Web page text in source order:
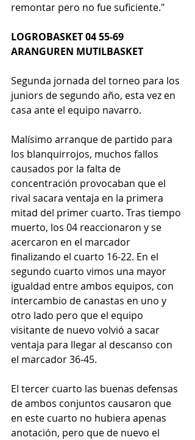
remontar pero no fue suficiente."
LOGROBASKET 04 55-69
ARANGUREN MUTILBASKET
Segunda jornada del torneo para los
juniors de segundo año, esta vez en
casa ante el equipo navarro.
Malísimo arranque de partido para
los blanquirrojos, muchos fallos
causados por la falta de
concentración provocaban que el
rival sacara ventaja en la primera
mitad del primer cuarto. Tras tiempo
muerto, los 04 reaccionaron y se
acercaron en el marcador
finalizando el cuarto 16-22. En el
segundo cuarto vimos una mayor
igualdad entre ambos equipos, con
intercambio de canastas en uno y
otro lado pero que el equipo
visitante de nuevo volvió a sacar
ventaja para llegar al descanso con
el marcador 36-45.
El tercer cuarto las buenas defensas
de ambos conjuntos causaron que
en este cuarto no hubiera apenas
anotación, pero que de nuevo el